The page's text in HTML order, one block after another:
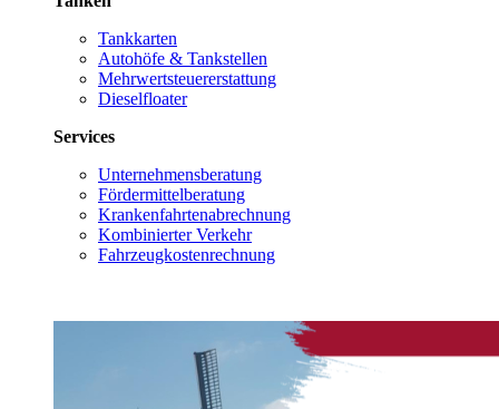
Tankkarten
Autohöfe & Tankstellen
Mehrwertsteuererstattung
Dieselfloater
Services
Unternehmensberatung
Fördermittelberatung
Krankenfahrtenabrechnung
Kombinierter Verkehr
Fahrzeugkostenrechnung